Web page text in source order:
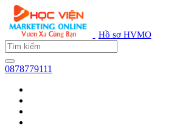
Hồ sơ HVMO
0878779111